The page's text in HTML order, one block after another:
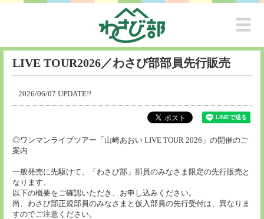
LIVE TOUR2026／わさび部部員先行販売
2026/06/07 UPDATE!!
◎ワンマンライブツアー「山崎あおい LIVE TOUR 2026」の開催のご
案内
一般発売に先駆けて、「わさび部」部員のみなさま限定の先行販売と
なります。
以下の概要をご確認いただき、お申し込みください。
尚、わさび部正規部員のみなさまと仮入部員の先行受付は、異なりま
すのでご注意ください。